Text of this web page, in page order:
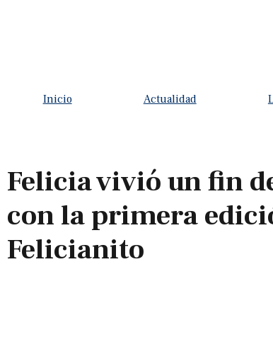
Inicio Actualidad
Felicia vivió un fin
con la primera
Felicianito